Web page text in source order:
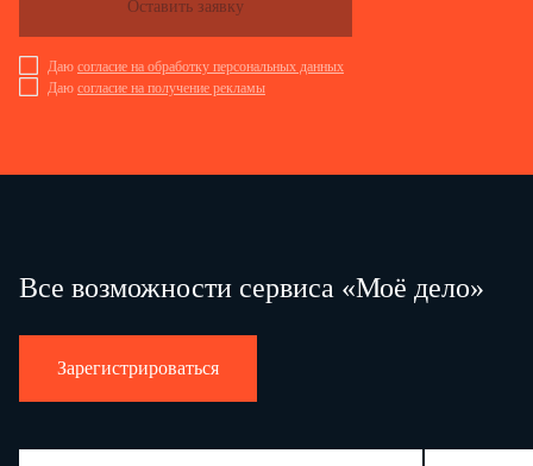
Даю согласие на обработку персональных данных
Даю согласие на получение рекламы
Оставить заявку
Все возможности сервиса «Моё дело»
Зарегистрироваться